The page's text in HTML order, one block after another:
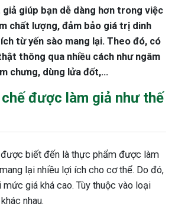
giúp bạn dễ dàng hơn trong việc
chất lượng, đảm bảo giá trị dinh
từ yến sào mang lại. Theo đó, có
thông qua nhiều cách như ngâm
chưng, dùng lửa đốt,…
được làm giả như thế
được biết đến là thực phẩm được làm
lại nhiều lợi ích cho cơ thể. Do đó,
giá khá cao. Tùy thuộc vào loại
nhau.